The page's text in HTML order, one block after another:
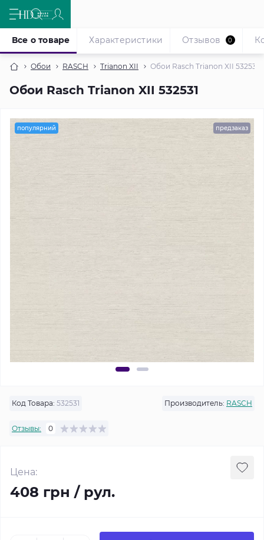
Обои RASCH Trianon XII Обои Rasch Trianon XII 532531
Обои Rasch Trianon XII 532531
Все о товаре Характеристики Отзывов 0
популярний предзаказ
Код Товара: 532531 Производитель: RASCH
Отзывы: 0
Цена:
408 грн / рул.